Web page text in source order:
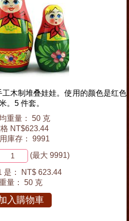
木制堆叠娃娃。使用的颜色是红色
。5 件套。
重量： 50 克
NT$623.44
庫存： 9991
(最大 9991)
是：
NT$ 623.44
量： 50 克
入購物車